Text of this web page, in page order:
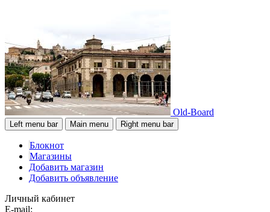
Old-Board
Left menu bar Main menu Right menu bar
Блокнот
Магазины
Добавить магазин
Добавить объявление
Личный кабинет
E-mail: